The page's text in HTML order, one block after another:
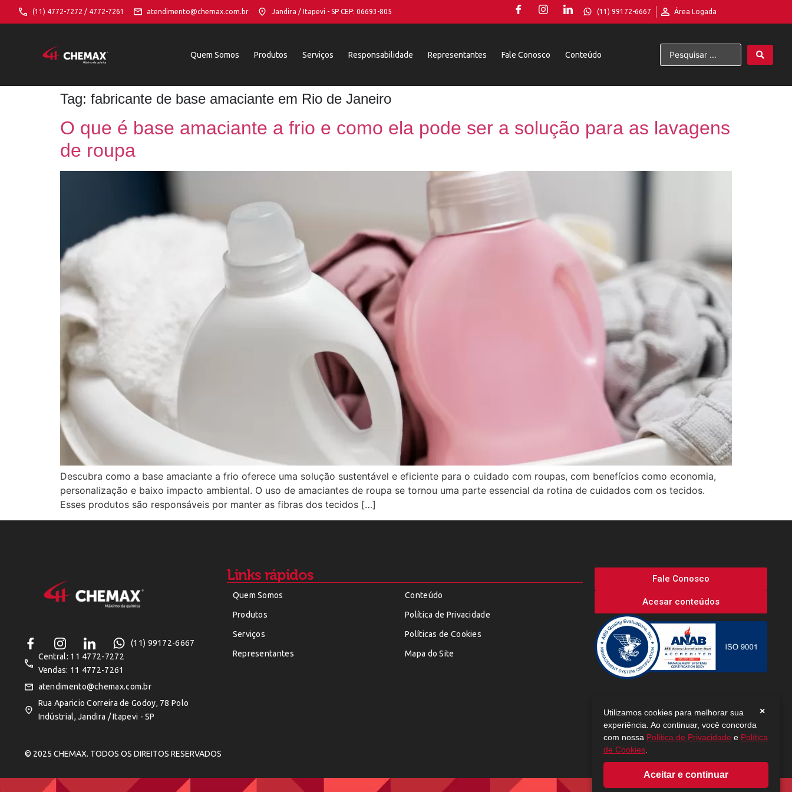
(11) 4772-7272 / 4772-7261 atendimento@chemax.com.br Jandira / Itapevi - SP CEP: 06693-805 (11) 99172-6667 Área Logada
Quem Somos Produtos Serviços Responsabilidade Representantes Fale Conosco Conteúdo
Tag: fabricante de base amaciante em Rio de Janeiro
O que é base amaciante a frio e como ela pode ser a solução para as lavagens
de roupa
Descubra como a base amaciante a frio oferece uma solução sustentável e eficiente para o cuidado com roupas, com benefícios como economia,
personalização e baixo impacto ambiental. O uso de amaciantes de roupa se tornou uma parte essencial da rotina de cuidados com os tecidos.
Esses produtos são responsáveis por manter as fibras dos tecidos […]
(11) 99172-6667
Central: 11 4772-7272
Vendas: 11 4772-7261
atendimento@chemax.com.br
Rua Aparicio Correira de Godoy, 78 Polo
Indústrial, Jandira / Itapevi - SP
Links rápidos
Quem Somos
Produtos
Serviços
Representantes
Conteúdo
Política de Privacidade
Políticas de Cookies
Mapa do Site
Fale Conosco
Acesar conteúdos
© 2025 CHEMAX. TODOS OS DIREITOS RESERVADOS
×
Utilizamos cookies para melhorar sua
experiência. Ao continuar, você concorda
com nossa Política de Privacidade e Política
de Cookies
Aceitar e continuar